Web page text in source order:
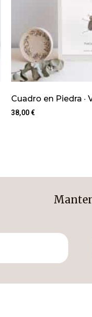
Cuadro en Piedra ·
38,00€